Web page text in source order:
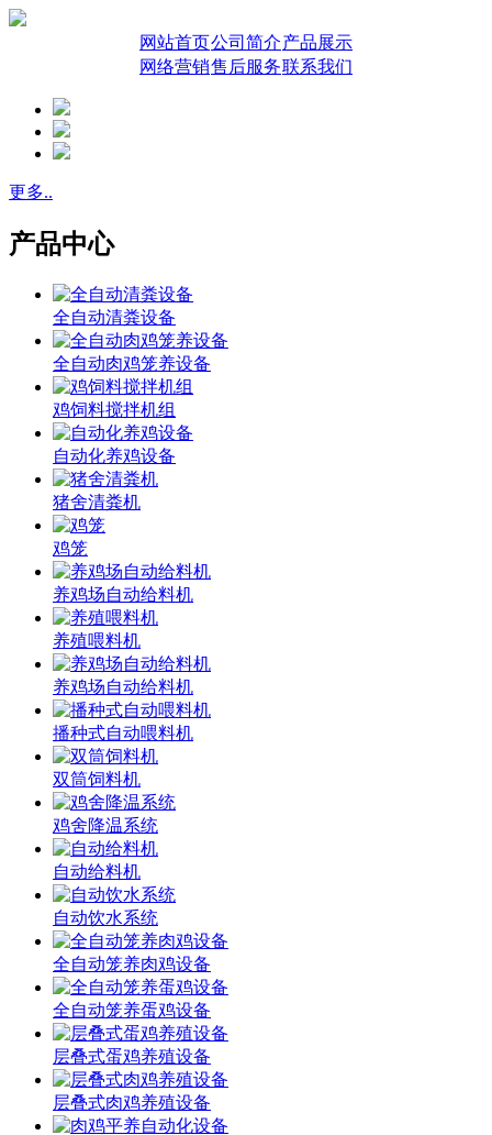
网站首页公司简介产品展示
网络营销售后服务联系我们
更多..
产品中心
全自动清粪设备
全自动肉鸡笼养设备
鸡饲料搅拌机组
自动化养鸡设备
猪舍清粪机
鸡笼
养鸡场自动给料机
养殖喂料机
养鸡场自动给料机
播种式自动喂料机
双筒饲料机
鸡舍降温系统
自动给料机
自动饮水系统
全自动笼养肉鸡设备
全自动笼养蛋鸡设备
层叠式蛋鸡养殖设备
层叠式肉鸡养殖设备